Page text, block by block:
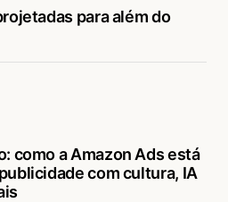
para além do
como a Amazon Ads está
com cultura, IA